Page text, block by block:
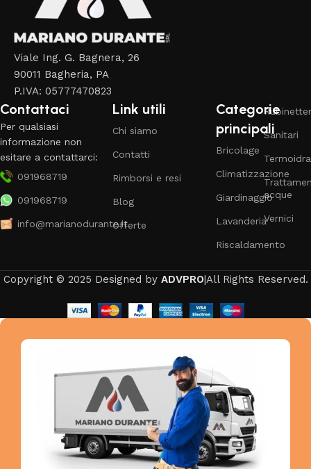
Viale Ing. G. Bagnera, 26
90011 Bagheria, PA
P.IVA: 05777470823
Contattaci
Per qualsiasi
informazione non
esitare a contattarci:
091968719
091968719
info@marianodurante.it
Link utili
Chi siamo
Contatti
Rimborsi e resi
Blog
Offerte
Categorie
principali
Bricolage
Climatizzazione
Giardinaggio
Lavanderia
Riscaldamento
Sanitari
acque
Vernici
Copyright © 2025 Designed by ADVPRO|All Rights Reserved.